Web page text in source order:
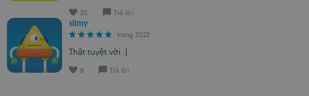
20 Trả lời
slimy
trong 2022
Thật tuyệt vời :)
8 Trả lời